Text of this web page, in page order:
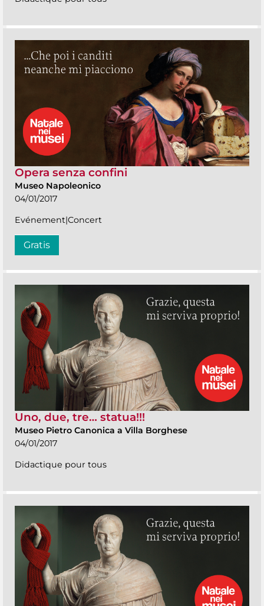
Opera senza confini
Museo Napoleonico
04/01/2017
Evénement|Concert
Gratis
Uno, due, tre… statua!!!
Museo Pietro Canonica a Villa Borghese
04/01/2017
Didactique pour tous